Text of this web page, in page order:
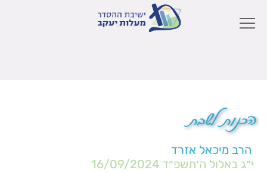
הכנות לשבת
הרב מיכאל אזרד
י״ג באלול ה׳תשפ״ד 16/09/2024